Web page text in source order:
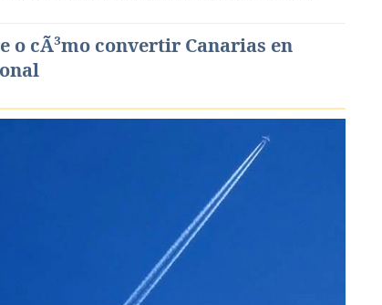
o cÃ³mo convertir Canarias en